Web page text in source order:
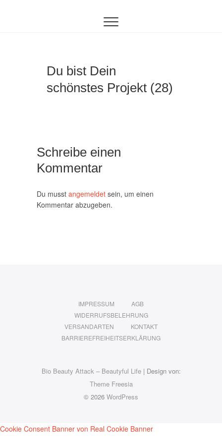
Du bist Dein
schönstes Projekt (28)
Schreibe einen
Kommentar
Du musst angemeldet sein, um einen
Kommentar abzugeben.
IMPRESSUM
AGB
WIDERRUFSBELEHRUNG
VERSANDARTEN
KONTAKT
BARRIEREFREIHEITSERKLÄRUNG
Bio Beauty Attack – Beautyful Life| Design von:
Theme Freesia
© 2026 WordPress
Cookie Consent Banner von Real Cookie Banner